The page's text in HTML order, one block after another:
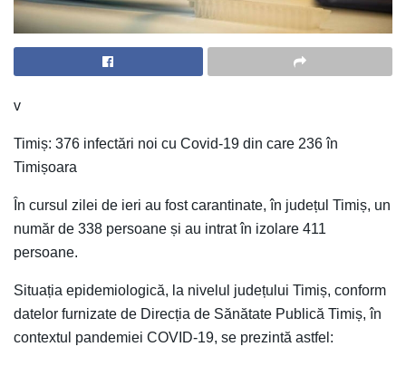
v
Timiș: 376 infectări noi cu Covid-19 din care 236 în
Timișoara
În cursul zilei de ieri au fost carantinate, în județul Timiș, un
număr de 338 persoane și au intrat în izolare 411
persoane.
Situația epidemiologică, la nivelul județului Timiș, conform
datelor furnizate de Direcția de Sănătate Publică Timiș, în
contextul pandemiei COVID-19, se prezintă astfel: